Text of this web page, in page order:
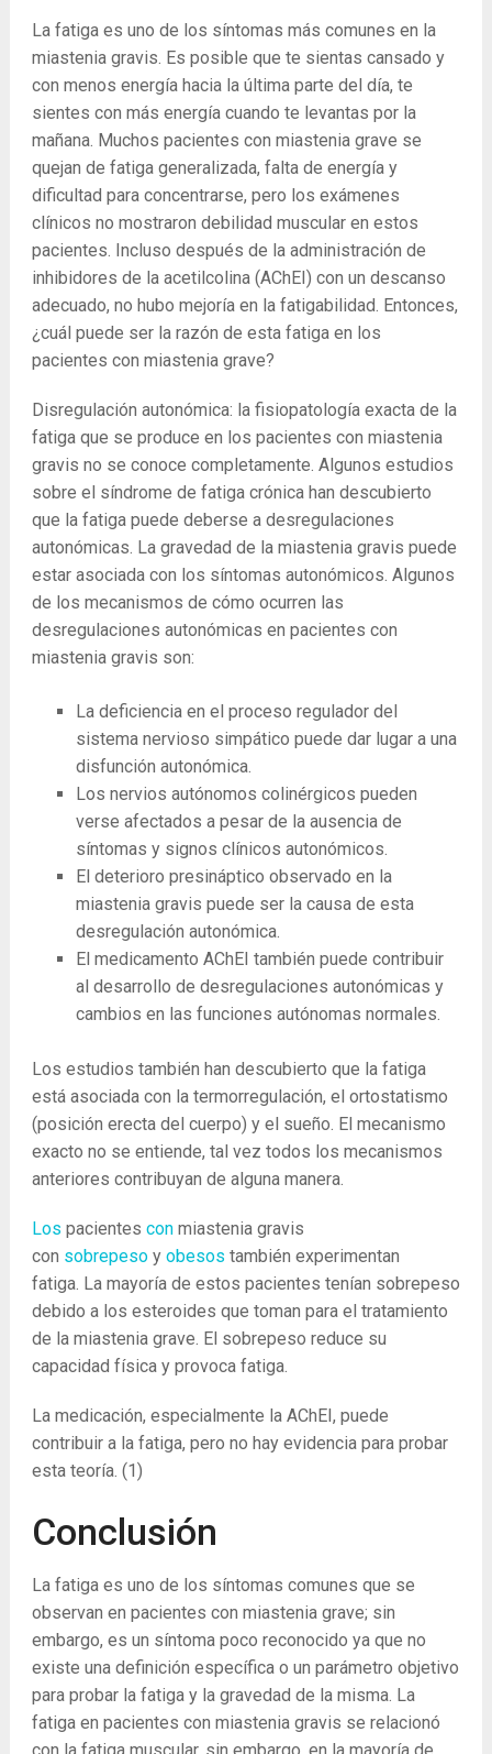
La fatiga es uno de los síntomas más comunes en la
miastenia gravis. Es posible que te sientas cansado y
con menos energía hacia la última parte del día, te
sientes con más energía cuando te levantas por la
mañana. Muchos pacientes con miastenia grave se
quejan de fatiga generalizada, falta de energía y
dificultad para concentrarse, pero los exámenes
clínicos no mostraron debilidad muscular en estos
pacientes. Incluso después de la administración de
inhibidores de la acetilcolina (AChEI) con un descanso
adecuado, no hubo mejoría en la fatigabilidad. Entonces,
¿cuál puede ser la razón de esta fatiga en los
pacientes con miastenia grave?
Disregulación autonómica: la fisiopatología exacta de la
fatiga que se produce en los pacientes con miastenia
gravis no se conoce completamente. Algunos estudios
sobre el síndrome de fatiga crónica han descubierto
que la fatiga puede deberse a desregulaciones
autonómicas. La gravedad de la miastenia gravis puede
estar asociada con los síntomas autonómicos. Algunos
de los mecanismos de cómo ocurren las
desregulaciones autonómicas en pacientes con
miastenia gravis son:
La deficiencia en el proceso regulador del
sistema nervioso simpático puede dar lugar a una
disfunción autonómica.
Los nervios autónomos colinérgicos pueden
verse afectados a pesar de la ausencia de
síntomas y signos clínicos autonómicos.
El deterioro presináptico observado en la
miastenia gravis puede ser la causa de esta
desregulación autonómica.
El medicamento AChEI también puede contribuir
al desarrollo de desregulaciones autonómicas y
cambios en las funciones autónomas normales.
Los estudios también han descubierto que la fatiga
está asociada con la termorregulación, el ortostatismo
(posición erecta del cuerpo) y el sueño. El mecanismo
exacto no se entiende, tal vez todos los mecanismos
anteriores contribuyan de alguna manera.
Los pacientes conmiastenia gravis
con sobrepesoy obesos también experimentan
fatiga. La mayoría de estos pacientes tenían sobrepeso
debido a los esteroides que toman para el tratamiento
de la miastenia grave. El sobrepeso reduce su
capacidad física y provoca fatiga.
La medicación, especialmente la AChEI, puede
contribuir a la fatiga, pero no hay evidencia para probar
esta teoría. (1)
Conclusión
La fatiga es uno de los síntomas comunes que se
observan en pacientes con miastenia grave; sin
embargo, es un síntoma poco reconocido ya que no
existe una definición específica o un parámetro objetivo
para probar la fatiga y la gravedad de la misma. La
fatiga en pacientes con miastenia gravis se relacionó